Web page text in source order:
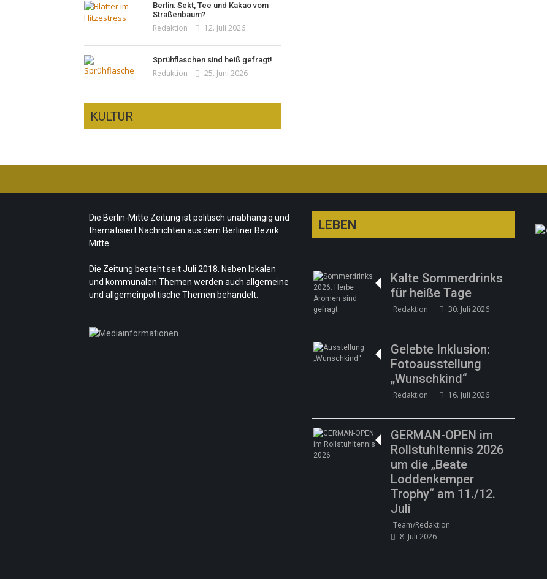
Berlin: Sekt, Tee und Kakao vom
Straßenbaum?
Redaktion 12. Juli 2026
Sprühflaschen sind heiß gefragt!
Redaktion 25. Juni 2026
KULTUR
heute noch zeitgemäß?
politische Folgerungen
Team/Redaktion 28. Juli 2026
Fête de la Musique 2026 –
Summer makes music
„Les Amoureuses“ zur Fête de la
Redaktion 21. Juni 2026
Die Berlin-Mitte Zeitung ist politisch unabhängig und
thematisiert Nachrichten aus dem Berliner Bezirk
Mitte.
Die Zeitung besteht seit Juli 2018. Neben lokalen
und kommunalen Themen werden auch allgemeine
und allgemeinpolitische Themen behandelt.
LEBEN
Kalte Sommerdrinks
für heiße Tage
Redaktion 30. Juli 2026
Gelebte Inklusion:
Fotoausstellung
„Wunschkind“
Redaktion 16. Juli 2026
GERMAN-OPEN im
Rollstuhltennis 2026
um die „Beate
Loddenkemper
Trophy“ am 11./12.
Juli
Team/Redaktion
8. Juli 2026